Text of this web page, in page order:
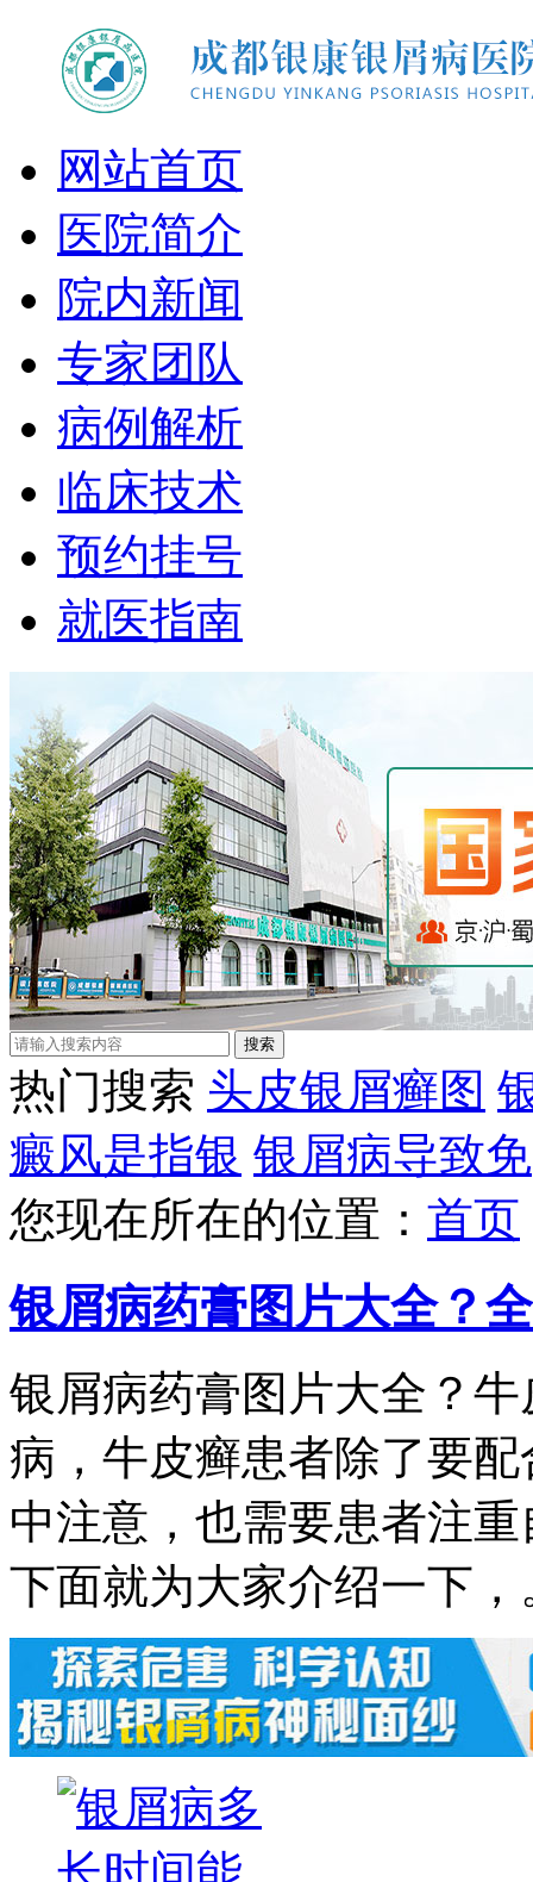
网站首页
医院简介
院内新闻
专家团队
病例解析
临床技术
预约挂号
就医指南
热门搜索 头皮银屑癣图
癜风是指银 银屑病导致免
您现在所在的位置： 首页
银屑病药膏图片大全？
银屑病药膏图片大全？
病，牛皮癣患者除了要
中注意，也需要患者注
下面就为大家介绍一下，